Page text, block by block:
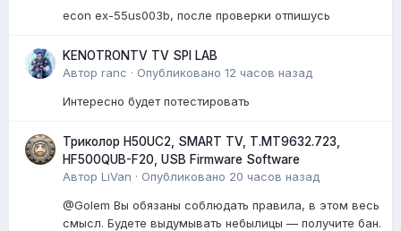
econ ex-55us003b, после проверки отпишусь
KENOTRONTV TV SPI LAB
Автор ranc · Опубликовано 12 часов назад
Интересно будет потестировать
Триколор H50UC2, SMART TV, T.MT9632.723,
HF500QUB-F20, USB Firmware Software
Автор LiVan · Опубликовано 20 часов назад
@Golem Вы обязаны соблюдать правила, в этом весь
смысл. Будете выдумывать небылицы — получите бан.